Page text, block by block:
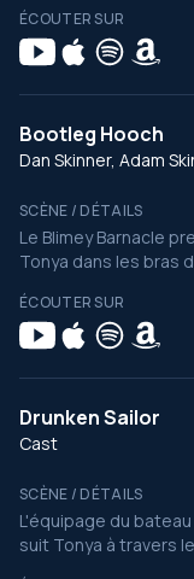
ÉCOUTER SUR
Bootleg Hooch
Dan Skinner, Adam
SCÈNE / DÉTAILS
Le Blimey Barnacle
Tonya dans les bras
ÉCOUTER SUR
Drunken Sailor
Cast
SCÈNE / DÉTAILS
L'équipage du
suit Tonya à travers